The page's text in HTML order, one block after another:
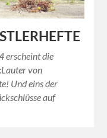
erscheint die
von
Und eins der
auf